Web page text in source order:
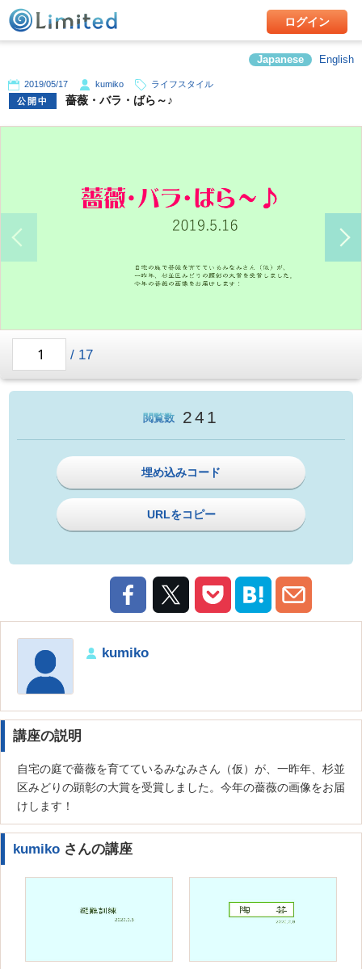
ログイン
Japanese English
2019/05/17 kumiko
ライフスタイル
公開中
薔薇・バラ・ばら～♪
/ 17
閲覧数 241
埋め込みコード
URLをコピー
kumiko
講座の説明
自宅の庭で薔薇を育てているみなみさん（仮）が、一昨年、杉並
区みどりの顕彰の大賞を受賞しました。今年の薔薇の画像をお届
けします！
kumiko さんの講座